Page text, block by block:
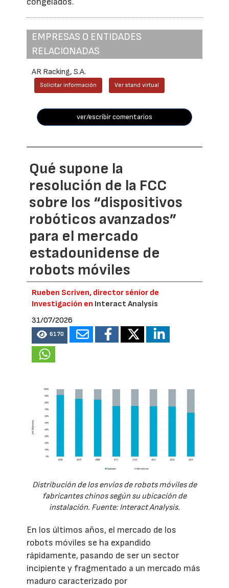
EMPRESAS O ENTIDADES
RELACIONADAS
AR Racking, S.A.
Solicitar información Ver stand virtual
ver/escribir comentarios
Qué supone la
resolución de la FCC
sobre los “dispositivos
robóticos avanzados”
para el mercado
estadounidense de
robots móviles
Rueben Scriven, director sénior de
Investigación en Interact Analysis
31/07/2026
6170
Distribución de los envíos de robots móviles de
fabricantes chinos según su ubicación de
instalación. Fuente: Interact Analysis.
En los últimos años, el mercado de los
robots móviles se ha expandido
rápidamente, pasando de ser un sector
incipiente y fragmentado a un mercado más
maduro caracterizado por